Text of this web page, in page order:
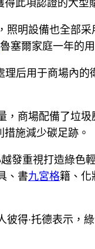
此項認證的大型
明設備也全部采
魯塞爾家庭一年的
后用于商場內
商場配備了垃
施減少碳足跡。
發重視打造綠色
、書九宮格籍、化
得·托德表示